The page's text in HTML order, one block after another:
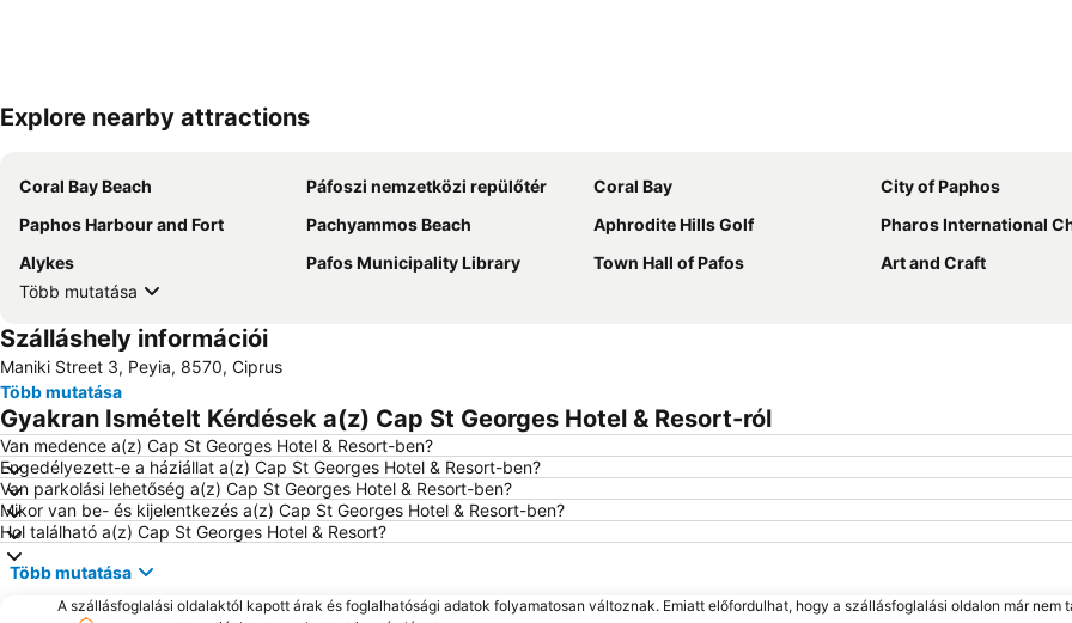
Explore nearby attractions
Coral Bay Beach Páfoszi nemzetközi repülőtér Coral Bay
City of Paphos
Paphos Harbour and Fort
Pachyammos Beach Aphrodite Hills Golf
Pharos International Chamber
Alykes
Pafos Municipality Library Town Hall of Pafos
Art and Craft
Több mutatása
Szálláshely információi
Maniki Street 3, Peyia, 8570, Ciprus
Több mutatása
Gyakran Ismételt Kérdések a(z) Cap St Georges Hotel & Resort-ról
Van medence a(z) Cap St Georges Hotel & Resort-ben?
Engedélyezett-e a háziállat a(z) Cap St Georges Hotel & Resort-ben?
Van parkolási lehetőség a(z) Cap St Georges Hotel & Resort-ben?
Mikor van be- és kijelentkezés a(z) Cap St Georges Hotel & Resort-ben?
Hol található a(z) Cap St Georges Hotel & Resort?
Több mutatása
A szállásfoglalási oldalaktól kapott árak és foglalhatósági adatok folyamatosan változnak. Emiatt előfordulhat, hogy a szállásfoglalási oldalon már nem